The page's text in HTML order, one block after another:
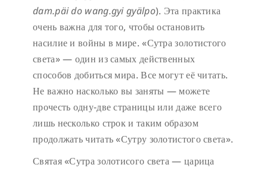
dam.päi do wang.gyi gyälpo). Эта практика
очень важна для того, чтобы остановить
насилие и войны в мире. «Сутра золотистого
света» — один из самых действенных
способов добиться мира. Все могут её читать.
Не важно насколько вы заняты — можете
прочесть одну-две страницы или даже всего
лишь несколько строк и таким образом
продолжать читать «Сутру золотистого света».
Святая «Сутра золотисого света — царица